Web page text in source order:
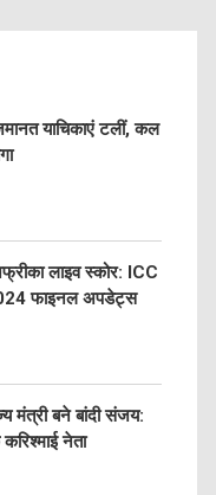
याचिकाएं टलीं, कल
लाइव स्कोर: ICC
फाइनल अपडेट्स
मंत्री बने बांदी संजय:
नेता